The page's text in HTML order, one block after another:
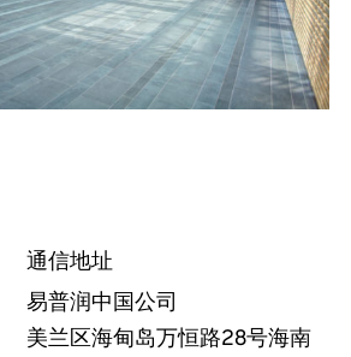
通信地址
易普润中国公司
美兰区海甸岛万恒路28号海南